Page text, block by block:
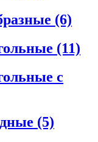
(6)
(11)
с
(5)